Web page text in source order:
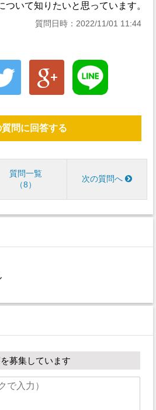
いて知りたいと思っています。
質問日時：2022/11/01 11:44
質問に回答する
質問一覧
8
次の質問へ
募集しています